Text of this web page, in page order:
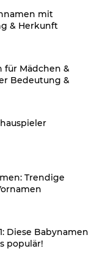
mit
& Herkunft
für Mädchen &
Bedeutung &
Trendige
Diese Babynamen
populär!